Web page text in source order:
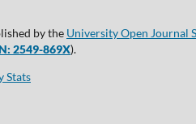
by the University Open Journal
2549-869X).
Stats